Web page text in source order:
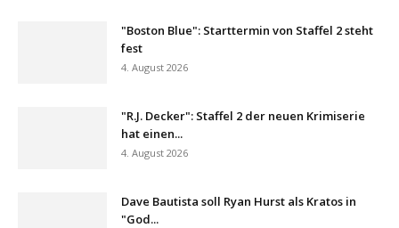
"Boston Blue": Starttermin von Staffel 2 steht
fest
4. August 2026
"R.J. Decker": Staffel 2 der neuen Krimiserie
hat einen...
4. August 2026
Dave Bautista soll Ryan Hurst als Kratos in
"God...